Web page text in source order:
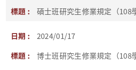
碩士班研究生修業規定（108
2024/01/17
博士班研究生修業規定（108